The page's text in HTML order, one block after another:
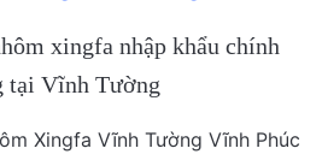
xingfa nhập khẩu chính
tại Vĩnh Tường